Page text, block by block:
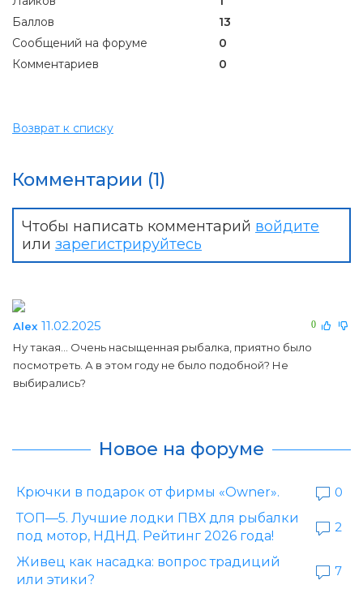
Баллов
13
Сообщений на форуме
0
Комментариев
0
Возврат к списку
Комментарии (1)
Чтобы написать комментарий войдите
или зарегистрируйтесь
0
Alex 11.02.2025
Ну такая... Очень насыщенная рыбалка, приятно было
посмотреть. А в этом году не было подобной? Не
выбирались?
Новое на форуме
Крючки в подарок от фирмы «Owner».
0
ТОП—5. Лучшие лодки ПВХ для рыбалки
под мотор, НДНД. Рейтинг 2026 года!
2
Живец как насадка: вопрос традиций
или этики?
7